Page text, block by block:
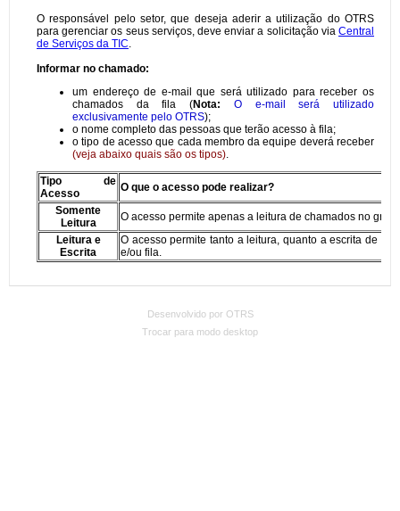
Desenvolvido por OTRS
Trocar para modo desktop